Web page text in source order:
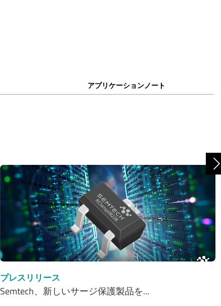
アプリケーションノート
プレスリリース
Semtech、新しいサージ保護製品を...